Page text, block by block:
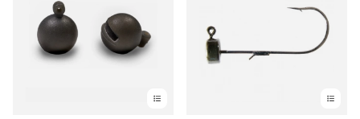
» Krok » Flugbindningsmaterial » Tafsar